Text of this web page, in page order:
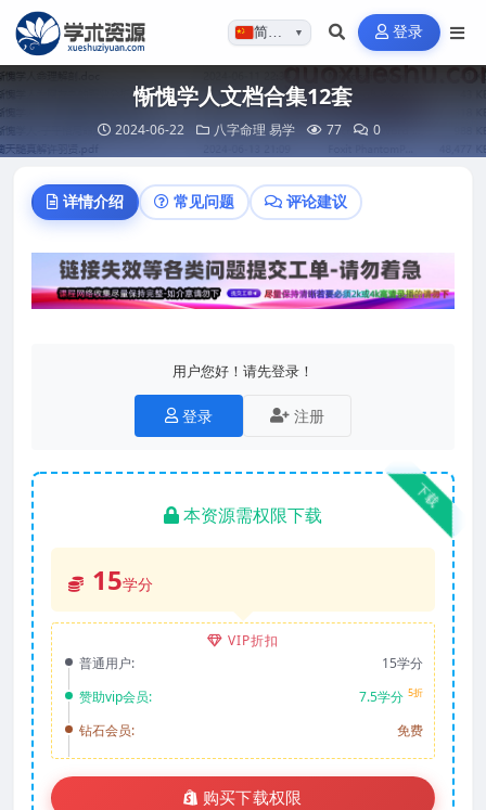
简体…▼ 登录
惭愧学人文档合集12套
2024-06-22 八字命理 易学 77 0
详情介绍 常见问题 评论建议
用户您好！请先登录！
登录 注册
下载
本资源需权限下载
15学分
VIP折扣
普通用户:
15学分
赞助vip会员:
7.5学分 5折
钻石会员: 免费
购买下载权限